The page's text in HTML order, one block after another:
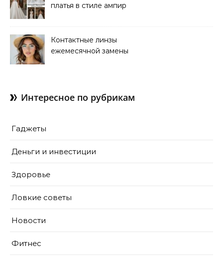
платья в стиле ампир
Контактные линзы
ежемесячной замены
Интересное по рубрикам
Гаджеты
Деньги и инвестиции
Здоровье
Ловкие советы
Новости
Фитнес